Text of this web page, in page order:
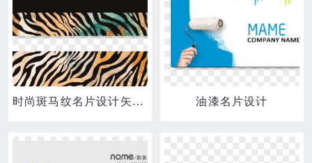
时尚斑马纹名片设计矢量图 油漆名片设计